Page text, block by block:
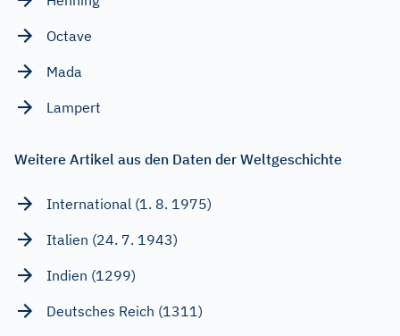
Octave
Mada
Lampert
Weitere Artikel aus den Daten der Weltgeschichte
International (1. 8. 1975)
Italien (24. 7. 1943)
Indien (1299)
Deutsches Reich (1311)